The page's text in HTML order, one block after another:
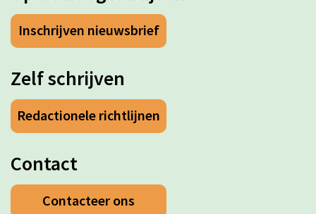
Inschrijven nieuwsbrief
Zelf schrijven
Redactionele richtlijnen
Contact
Contacteer ons